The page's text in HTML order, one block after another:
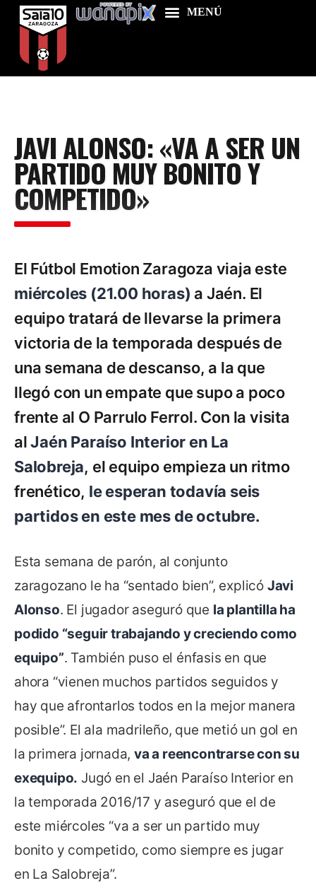
Food & Drink
Features
News
Contacts
JAVI ALONSO: «VA A SER UN
PARTIDO MUY BONITO Y
COMPETIDO»
El Fútbol Emotion Zaragoza viaja este
miércoles (21.00 horas) a Jaén. El
equipo tratará de llevarse la primera
victoria de la temporada después de
una semana de descanso, a la que
llegó con un empate que supo a poco
frente al O Parrulo Ferrol. Con la visita
alJaén Paraíso Interior en La
Salobreja, el equipo empieza un ritmo
frenético, le esperan todavía seis
partidos en este mes de octubre.
Esta semana de parón, al conjunto
zaragozano le ha “sentado bien”, explicó Javi
Alonso. El jugador aseguró que la plantilla ha
podido “seguir trabajando y creciendo como
equipo”. También puso el énfasis en que
ahora “vienen muchos partidos seguidos y
hay que afrontarlos todos en la mejor manera
posible”. El ala madrileño, que metió un gol en
la primera jornada,va a reencontrarse con su
exequipo. Jugó en el Jaén Paraíso Interior en
la temporada 2016/17 y aseguró que el de
este miércoles “va a ser un partido muy
bonito y competido, como siempre es jugar
en La Salobreja”.